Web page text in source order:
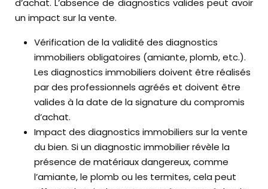
d’achat. L’absence de diagnostics valides peut avoir
un impact sur la vente.
Vérification de la validité des diagnostics
immobiliers obligatoires (amiante, plomb, etc.).
Les diagnostics immobiliers doivent être réalisés
par des professionnels agréés et doivent être
valides à la date de la signature du compromis
d’achat.
Impact des diagnostics immobiliers sur la vente
du bien. Si un diagnostic immobilier révèle la
présence de matériaux dangereux, comme
l’amiante, le plomb ou les termites, cela peut